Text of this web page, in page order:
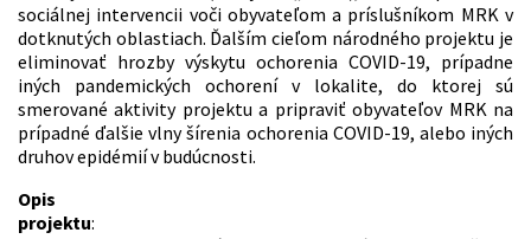
sociálnej intervencii voči obyvateľom a príslušníkom MRK v
dotknutých oblastiach. Ďalším cieľom národného projektu je
eliminovať hrozby výskytu ochorenia COVID-19, prípadne
iných pandemických ochorení v lokalite, do ktorej sú
smerované aktivity projektu a pripraviť obyvateľov MRK na
prípadné ďalšie vlny šírenia ochorenia COVID-19, alebo iných
druhov epidémií v budúcnosti.
Opis
projektu